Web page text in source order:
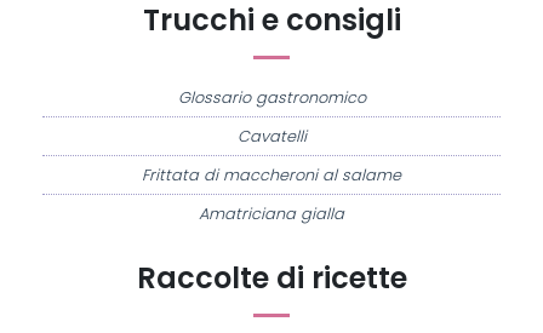
Raccolte di ricette
Trucchi e consigli
Glossario gastronomico
Cavatelli
Frittata di maccheroni al salame
Amatriciana gialla